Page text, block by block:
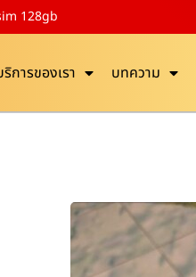
128gb
ริการของเรา บทความ